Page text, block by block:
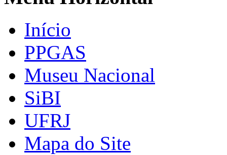
Início
PPGAS
Museu Nacional
SiBI
UFRJ
Mapa do Site